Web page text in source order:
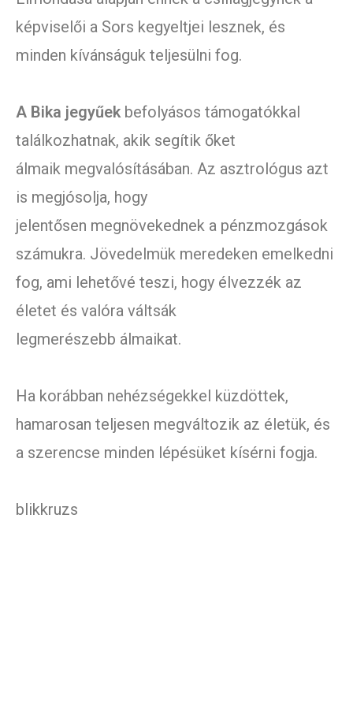
képviselői a Sors kegyeltjei lesznek, és
minden kívánságuk teljesülni fog.
A Bika jegyűekbefolyásos támogatókkal
találkozhatnak, akik segítik őket
álmaik megvalósításában. Az asztrológus azt
is megjósolja, hogy
jelentősen megnövekednek a pénzmozgások
számukra. Jövedelmük meredeken emelkedni
fog, ami lehetővé teszi, hogy élvezzék az
életet és valóra váltsák
legmerészebb álmaikat.
Ha korábban nehézségekkel küzdöttek,
hamarosan teljesen megváltozik az életük, és
a szerencse minden lépésüket kísérni fogja.
blikkruzs